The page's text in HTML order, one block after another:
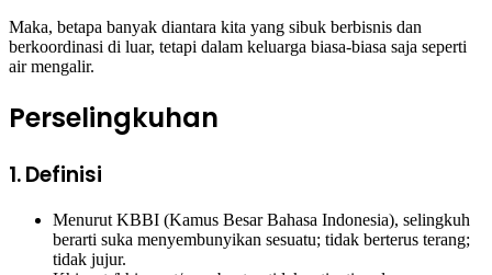
Maka, betapa banyak diantara kita yang sibuk berbisnis dan
berkoordinasi di luar, tetapi dalam keluarga biasa-biasa saja seperti
air mengalir.
Perselingkuhan
1. Definisi
Menurut KBBI (Kamus Besar Bahasa Indonesia), selingkuh
berarti suka menyembunyikan sesuatu; tidak berterus terang;
tidak jujur.